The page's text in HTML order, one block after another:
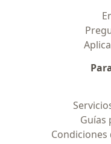
Guías
Condiciones